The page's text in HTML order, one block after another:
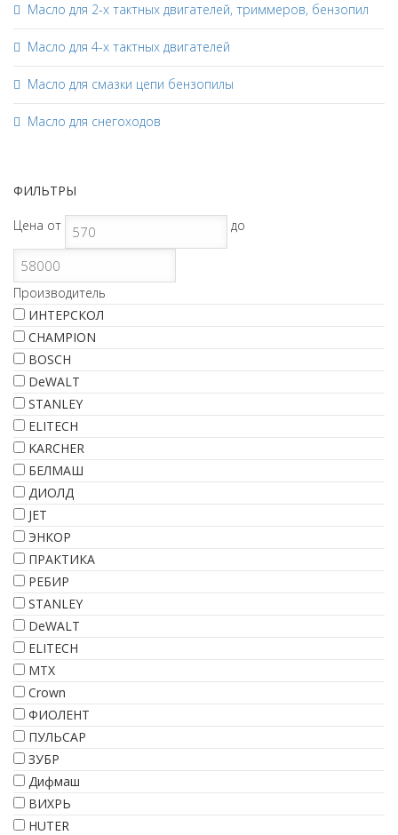
Масло для 2-х тактных двигателей, триммеров, бензопил
Масло для 4-х тактных двигателей
Масло для смазки цепи бензопилы
Масло для снегоходов
ФИЛЬТРЫ
Цена от до
Производитель
ИНТЕРСКОЛ
CHAMPION
BOSCH
DeWALT
STANLEY
ELITECH
KARCHER
БЕЛМАШ
ДИОЛД
JET
ЭНКОР
ПРАКТИКА
РЕБИР
STANLEY
DeWALT
ELITECH
МТХ
Crown
ФИОЛЕНТ
ПУЛЬСАР
ЗУБР
Дифмаш
ВИХРЬ
HUTER